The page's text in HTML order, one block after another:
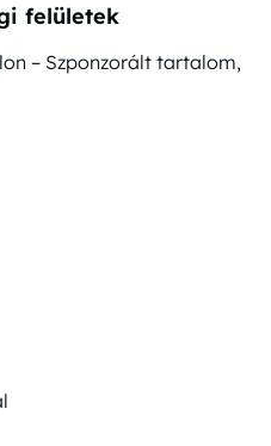
felületek
– Szponzorált tartalom,